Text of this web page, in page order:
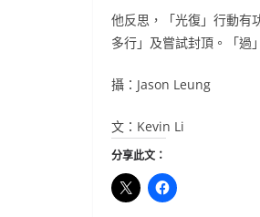
他反思，「光復」行動有
多行」及嘗試封頂。「過
攝：Jason Leung
文：Kevin Li
分享此文：